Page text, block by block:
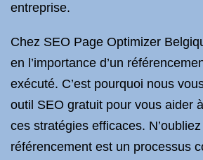
entreprise.
Chez SEO Page Optimizer
en l’importance d’un
exécuté. C’est pourquoi nous
outil SEO gratuit pour vous aider
ces stratégies efficaces.
référencement est un processus